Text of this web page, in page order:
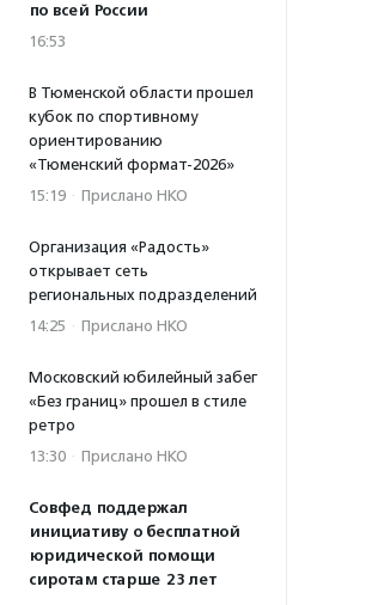
по всей России
16:53
В Тюменской области прошел
кубок по спортивному
ориентированию
«Тюменский формат-2026»
15:19 · Прислано НКО
Организация «Радость»
открывает сеть
региональных подразделений
14:25 · Прислано НКО
Московский юбилейный забег
«Без границ» прошел в стиле
ретро
13:30 · Прислано НКО
Совфед поддержал
инициативу о бесплатной
юридической помощи
сиротам старше 23 лет